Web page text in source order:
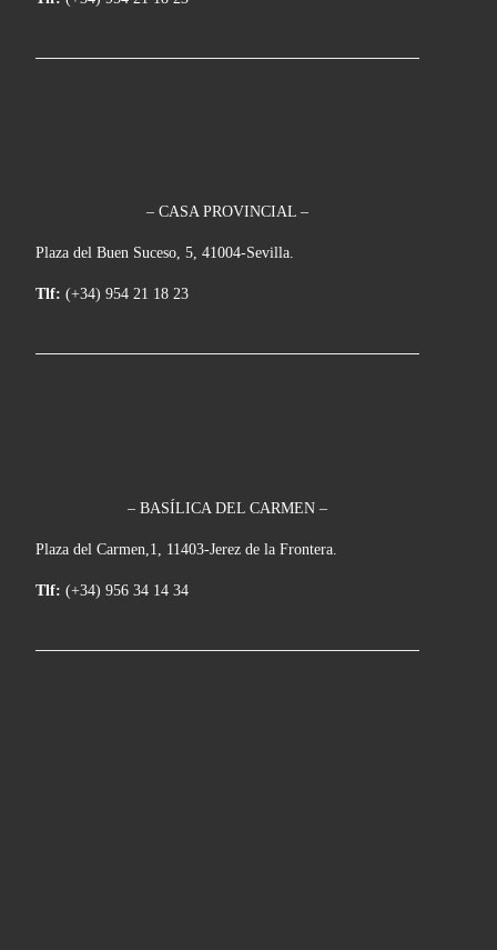
– CASA PROVINCIAL –
Plaza del Buen Suceso, 5, 41004-Sevilla.
Tlf: (+34) 954 21 18 23
– BASÍLICA DEL CARMEN –
Plaza del Carmen,1, 11403-Jerez de la Frontera.
Tlf: (+34) 956 34 14 34